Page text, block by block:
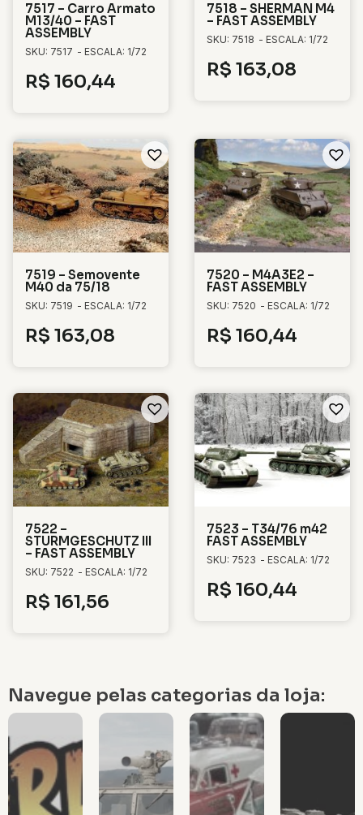
7517 – Carro Armato
M13/40 – FAST
ASSEMBLY
SKU: 7517 - ESCALA: 1/72
R$ 160,44
7518 – SHERMAN M4
– FAST ASSEMBLY
SKU: 7518 - ESCALA: 1/72
R$ 163,08
7519 – Semovente
M40 da 75/18
SKU: 7519 - ESCALA: 1/72
R$ 163,08
7520 – M4A3E2 –
FAST ASSEMBLY
SKU: 7520 - ESCALA: 1/72
R$ 160,44
7522 –
STURMGESCHUTZ III
– FAST ASSEMBLY
SKU: 7522 - ESCALA: 1/72
R$ 161,56
7523 – T34/76 m42
FAST ASSEMBLY
SKU: 7523 - ESCALA: 1/72
R$ 160,44
Navegue pelas categorias da loja: